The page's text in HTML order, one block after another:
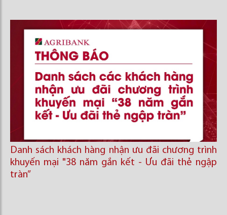
Danh sách khách hàng nhận ưu đãi chương trình
khuyến mại "38 năm gắn kết - Ưu đãi thẻ ngập
tràn”